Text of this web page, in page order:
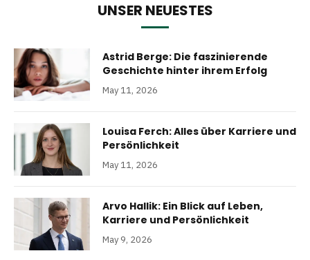
UNSER NEUESTES
Astrid Berge: Die faszinierende
Geschichte hinter ihrem Erfolg
May 11, 2026
Louisa Ferch: Alles über Karriere und
Persönlichkeit
May 11, 2026
Arvo Hallik: Ein Blick auf Leben,
Karriere und Persönlichkeit
May 9, 2026